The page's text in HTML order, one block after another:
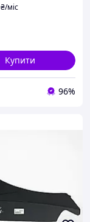
₴/міс
Купити
96%